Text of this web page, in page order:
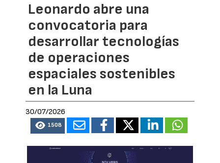
Leonardo abre una
convocatoria para
desarrollar tecnologías
de operaciones
espaciales sostenibles
en la Luna
30/07/2026
1508